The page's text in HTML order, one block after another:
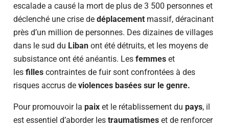
escalade a causé la mort de plus de 3 500 personnes et
déclenché une crise de déplacement massif, déracinant
près d’un million de personnes. Des dizaines de villages
dans le sud du Liban ont été détruits, et les moyens de
subsistance ont été anéantis. Les femmes et
les filles contraintes de fuir sont confrontées à des
risques accrus de violences basées sur le genre.
Pour promouvoir la paix et le rétablissement du pays, il
est essentiel d’aborder les traumatismes et de renforcer